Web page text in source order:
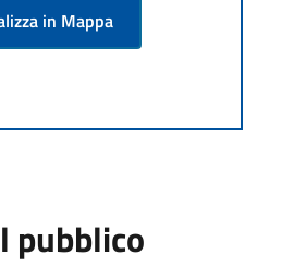
in Mappa
pubblico